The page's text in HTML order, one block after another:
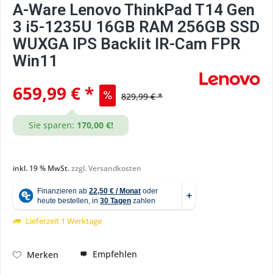
A-Ware Lenovo ThinkPad T14 Gen
3 i5-1235U 16GB RAM 256GB SSD
WUXGA IPS Backlit IR-Cam FPR
Win11
659,99 € * 829,99 € *
Sie sparen: 170,00 €!
inkl. 19 % MwSt.zzgl. Versandkosten
Lieferzeit 1 Werktage
Merken Empfehlen